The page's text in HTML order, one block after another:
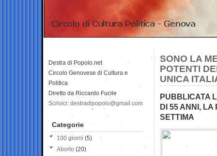
SONO LA
POTENTI
UNICA
PUBBLICATA
DI 55 ANNI, LA
SETTIMA
Destra di Popolo.net
Circolo Genovese di Cultura e
Politica
Diretto da Riccardo Fucile
Scrivici: destradipopolo@gmail.com
Categorie
100 giorni (5)
Aborto (20)